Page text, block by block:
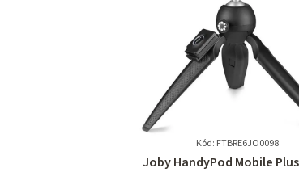
Kód: FTBRE6JO0098
Průměrné
Joby HandyPod Mobile